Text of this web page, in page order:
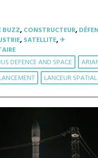
BUZZ,CONSTRUCTEUR,
,SATELLITE,✈︎
DEFENCE AND SPACE
LANCEUR SPATIAL